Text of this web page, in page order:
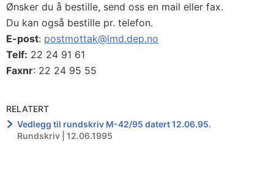
Ønsker du å bestille, send oss en mail eller fax.
Du kan også bestille pr. telefon.
E-post: postmottak@lmd.dep.no
Telf: 22 24 91 61
Faxnr: 22 24 95 55
RELATERT
Vedlegg til rundskriv M-42/95 datert 12.06.95.
Rundskriv | 12.06.1995